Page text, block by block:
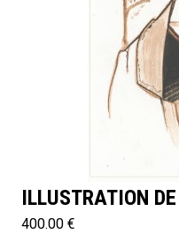
ILLUSTRATION
400.00 €